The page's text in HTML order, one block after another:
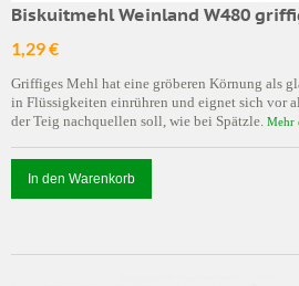
Biskuitmehl Weinland W480
1,29 €
Griffiges Mehl hat eine gröberen Körnung als
in Flüssigkeiten einrühren und eignet sich vor
der Teig nachquellen soll, wie bei Spätzle. Mehr
In den Warenkorb